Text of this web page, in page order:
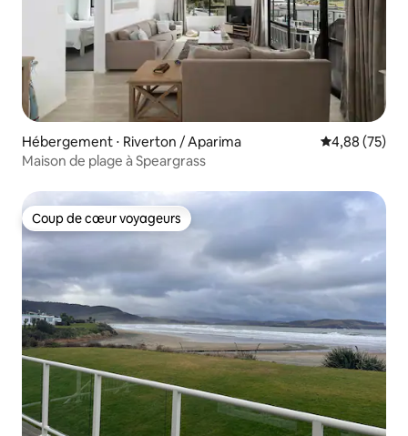
Hébergement ⋅ Riverton / Aparima Évaluation
4,88 (75)
Maison de plage à Speargrass
Coup de cœur voyageurs
Coup de cœur voyageurs